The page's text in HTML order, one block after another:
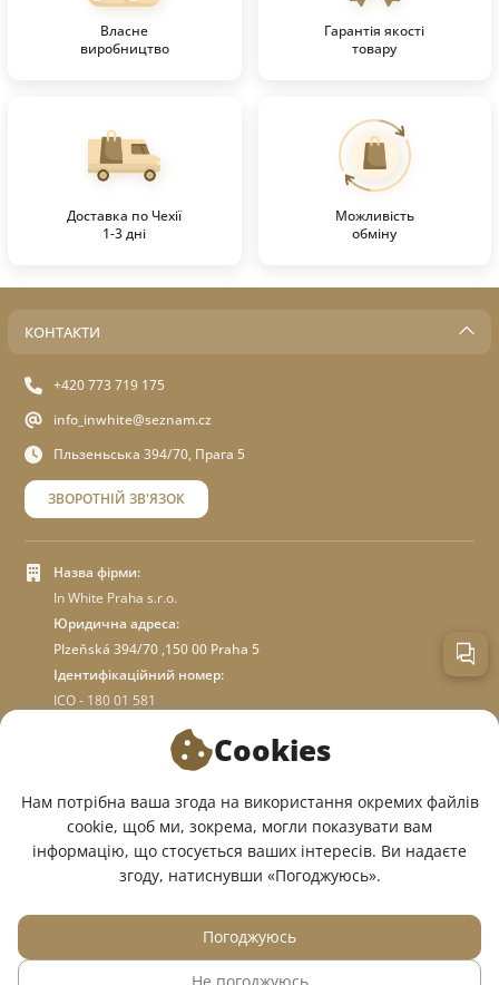
Власне
виробництво
Гарантія якості
товару
Доставка по Чехії
1-3 дні
Можливість
обміну
КОНТАКТИ
+420 773 719 175
info_inwhite@seznam.cz
Пльзеньська 394/70, Прага 5
ЗВОРОТНІЙ ЗВ'ЯЗОК
Назва фірми:
In White Praha s.r.o.
Юридична адреса:
Plzeňská 394/70 ,150 00 Praha 5
Ідентифікаційний номер:
ICO - 180 01 581
ПРО МАГАЗИН
МИ У СОЦМЕРЕЖАХ:
Cookies
Нам потрібна ваша згода на використання окремих файлів
cookie, щоб ми, зокрема, могли показувати вам
інформацію, що стосується ваших інтересів. Ви надаєте
згоду, натиснувши «Погоджуюсь».
Погоджуюсь